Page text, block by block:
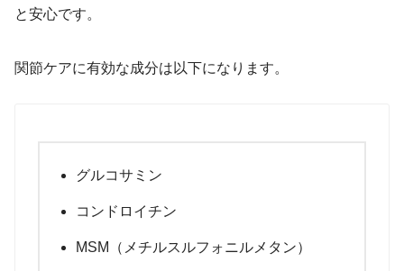
と安心です。
関節ケアに有効な成分は以下になります。
グルコサミン
コンドロイチン
MSM（メチルスルフォニルメタン）